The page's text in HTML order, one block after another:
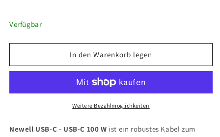
Verfügbar
In den Warenkorb legen
Weitere Bezahlmöglichkeiten
Newell USB-C - USB-C 100 W ist ein robustes Kabel zum